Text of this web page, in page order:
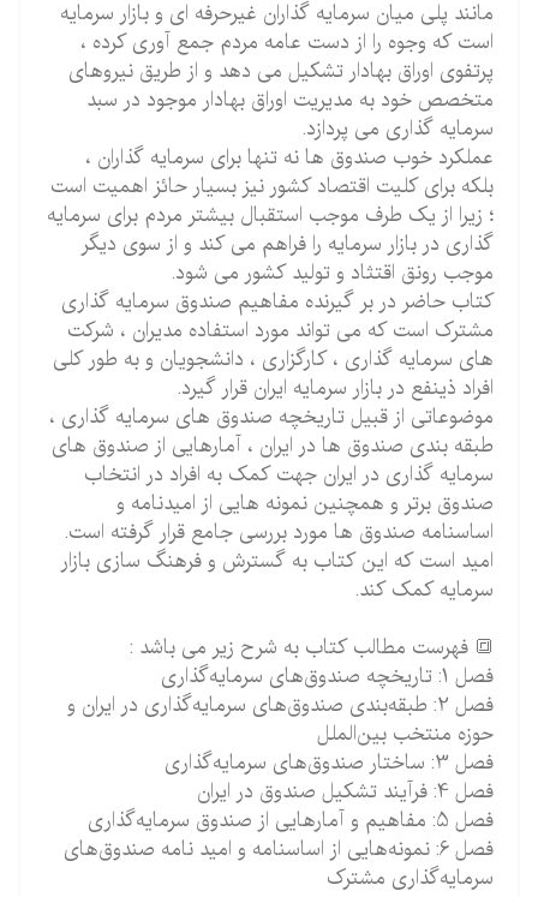
مانند پلی میان سرمایه گذاران غیرحرفه ای و بازار سرمایه
است که وجوه را از دست عامه مردم جمع آوری کرده ،
پرتفوی اوراق بهادار تشکیل می دهد و از طریق نیروهای
متخصص خود به مدیریت اوراق بهادار موجود در سبد
سرمایه گذاری می پردازد.
عملکرد خوب صندوق ها نه تنها برای سرمایه گذاران ،
بلکه برای کلیت اقتصاد کشور نیز بسیار حائز اهمیت است
؛ زیرا از یک طرف موجب استقبال بیشتر مردم برای سرمایه
گذاری در بازار سرمایه را فراهم می کند و از سوی دیگر
موجب رونق اقتثاد و تولید کشور می شود.
کتاب حاضر در بر گیرنده مفاهیم صندوق سرمایه گذاری
مشترک است که می تواند مورد استفاده مدیران ، شرکت
های سرمایه گذاری ، کارگزاری ، دانشجویان و به طور کلی
افراد ذینفع در بازار سرمایه ایران قرار گیرد.
موضوعاتی از قبیل تاریخچه صندوق های سرمایه گذاری ،
طبقه بندی صندوق ها در ایران ، آمارهایی از صندوق های
سرمایه گذاری در ایران جهت کمک به افراد در انتخاب
صندوق برتر و همچنین نمونه هایی از امیدنامه و
اساسنامه صندوق ها مورد بررسی جامع قرار گرفته است.
امید است که این کتاب به گسترش و فرهنگ سازی بازار
سرمایه کمک کند.
🔳 فهرست مطالب کتاب به شرح زیر می باشد :
فصل 1: تاریخچه صندوق‌های سرمایه‌گذاری
فصل 2: طبقه‌بندی صندوق‌های سرمایه‌گذاری در ایران و
حوزه منتخب بین‌الملل
فصل 3: ساختار صندوق‌های سرمایه‌گذاری
فصل 4: فرآیند تشکیل صندوق در ایران
فصل 5: مفاهیم و آمارهایی از صندوق سرمایه‌گذاری
فصل 6: نمونه‌هایی از اساسنامه و امید نامه صندوق‌های
سرمایه‌گذاری مشترک